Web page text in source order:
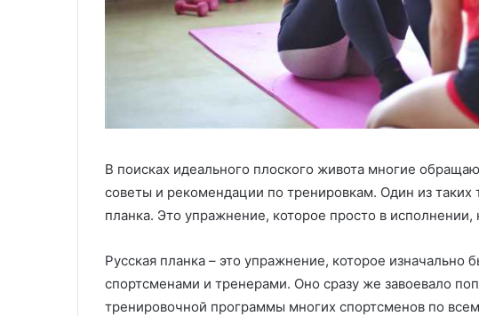
В поисках идеального плоского живота многие
советы и рекомендации по тренировкам. Один из таких
планка. Это упражнение, которое просто в
Русская планка – это упражнение, которое изначально
спортсменами и тренерами. Оно сразу же завоевало
тренировочной программы многих спортсменов по